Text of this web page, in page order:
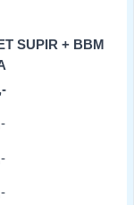
SUPIR + BBM